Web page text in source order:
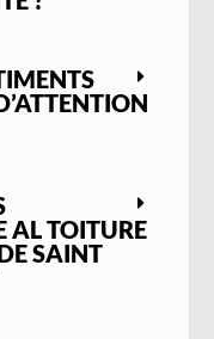
AL TOITURE
SAINT